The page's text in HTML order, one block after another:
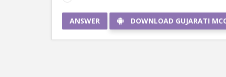
ANSWER DOWNLOAD GUJARATI